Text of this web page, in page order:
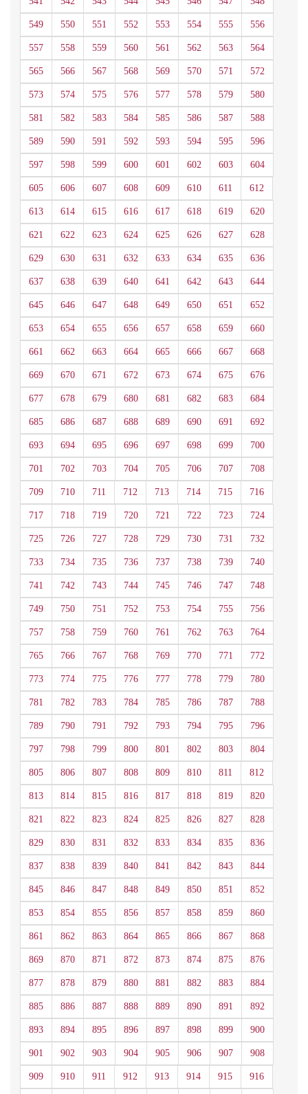
549 550 551 552 553 554 555 556
557 558 559 560 561 562 563 564
565 566 567 568 569 570 571 572
573 574 575 576 577 578 579 580
581 582 583 584 585 586 587 588
589 590 591 592 593 594 595 596
597 598 599 600 601 602 603 604
605 606 607 608 609 610 611 612
613 614 615 616 617 618 619 620
621 622 623 624 625 626 627 628
629 630 631 632 633 634 635 636
637 638 639 640 641 642 643 644
645 646 647 648 649 650 651 652
653 654 655 656 657 658 659 660
661 662 663 664 665 666 667 668
669 670 671 672 673 674 675 676
677 678 679 680 681 682 683 684
685 686 687 688 689 690 691 692
693 694 695 696 697 698 699 700
701 702 703 704 705 706 707 708
709 710 711 712 713 714 715 716
717 718 719 720 721 722 723 724
725 726 727 728 729 730 731 732
733 734 735 736 737 738 739 740
741 742 743 744 745 746 747 748
749 750 751 752 753 754 755 756
757 758 759 760 761 762 763 764
765 766 767 768 769 770 771 772
773 774 775 776 777 778 779 780
781 782 783 784 785 786 787 788
789 790 791 792 793 794 795 796
797 798 799 800 801 802 803 804
805 806 807 808 809 810 811 812
813 814 815 816 817 818 819 820
821 822 823 824 825 826 827 828
829 830 831 832 833 834 835 836
837 838 839 840 841 842 843 844
845 846 847 848 849 850 851 852
853 854 855 856 857 858 859 860
861 862 863 864 865 866 867 868
869 870 871 872 873 874 875 876
877 878 879 880 881 882 883 884
885 886 887 888 889 890 891 892
893 894 895 896 897 898 899 900
901 902 903 904 905 906 907 908
909 910 911 912 913 914 915 916